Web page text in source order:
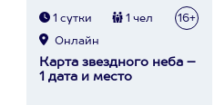
1 сутки 1 чел 16+
Онлайн
Карта звездного неба –
1 дата и место